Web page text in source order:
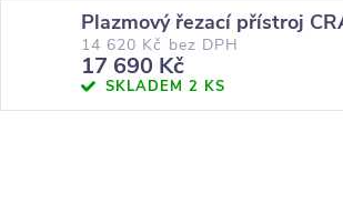
Plazmový řezací přístroj
14 620 Kč bez DPH
17 690 Kč
SKLADEM 2 KS